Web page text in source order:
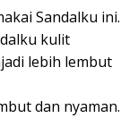
Sandalku ini.
kulit
lebih lembut
dan nyaman.